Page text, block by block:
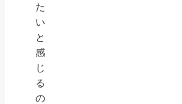
た
い
と
感
じ
る
の